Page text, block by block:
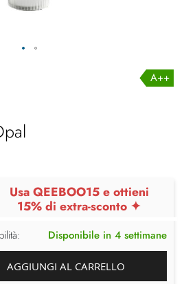
A++
Usa QEEBOO15 e ottieni
15% di extra-sconto ✦
Disponibile in 4 settimane
AGGIUNGI AL CARRELLO